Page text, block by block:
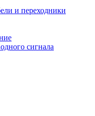
и переходники
сигнала